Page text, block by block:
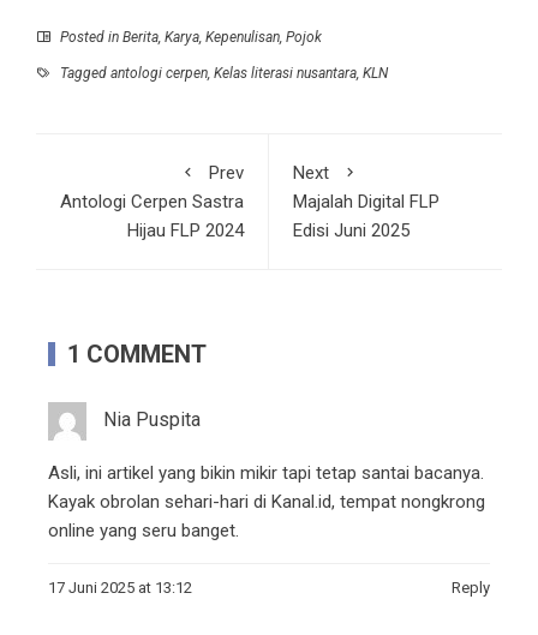
Posted in Berita, Karya, Kepenulisan, Pojok
Tagged antologi cerpen, Kelas literasi nusantara, KLN
Prev
Antologi Cerpen Sastra
Hijau FLP 2024
Next
Majalah Digital FLP
Edisi Juni 2025
1 COMMENT
Nia Puspita
Asli, ini artikel yang bikin mikir tapi tetap santai bacanya.
Kayak obrolan sehari-hari di Kanal.id, tempat nongkrong
online yang seru banget.
17 Juni 2025 at 13:12 Reply